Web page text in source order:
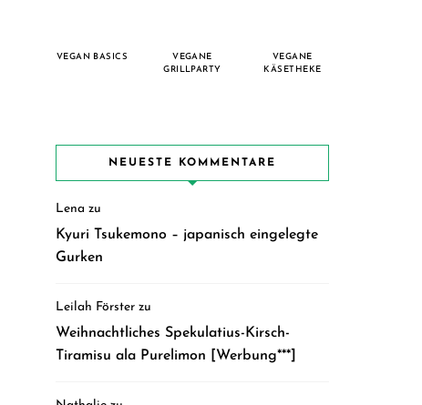
VEGAN BASICS
VEGANE
GRILLPARTY
VEGANE
KÄSETHEKE
NEUESTE KOMMENTARE
Lena zu
Kyuri Tsukemono – japanisch eingelegte
Gurken
Leilah Förster zu
Weihnachtliches Spekulatius-Kirsch-
Tiramisu ala Purelimon [Werbung***]